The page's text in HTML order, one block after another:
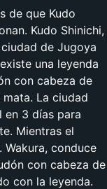
de que Kudo
Kudo Shinichi,
de Jugoya
una leyenda
con cabeza de
La ciudad
en 3 días para
Mientras el
Wakura, conduce
con cabeza de
con la leyenda.